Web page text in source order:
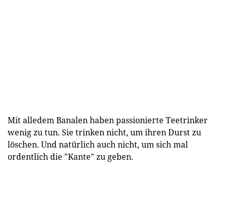
Mit alledem Banalen haben passionierte Teetrinker
wenig zu tun. Sie trinken nicht, um ihren Durst zu
löschen. Und natürlich auch nicht, um sich mal
ordentlich die "Kante" zu geben.